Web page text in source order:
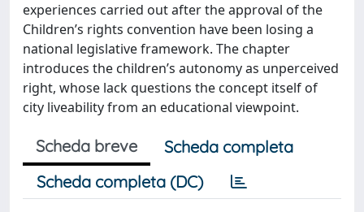
experiences carried out after the approval of the
Children’s rights convention have been losing a
national legislative framework. The chapter
introduces the children’s autonomy as unperceived
right, whose lack questions the concept itself of
city liveability from an educational viewpoint.
Scheda breve
Scheda completa
Scheda completa (DC)